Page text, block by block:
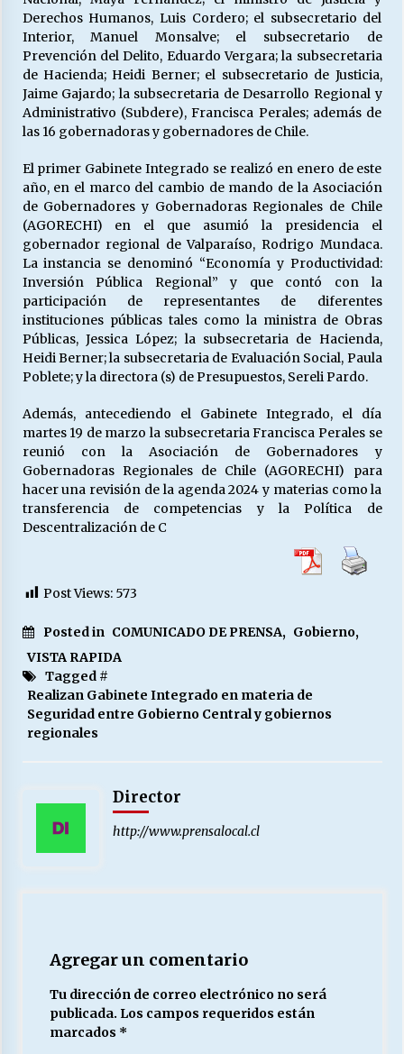
Derechos Humanos, Luis Cordero; el subsecretario del
Interior, Manuel Monsalve; el subsecretario de
Prevención del Delito, Eduardo Vergara; la subsecretaria
de Hacienda; Heidi Berner; el subsecretario de Justicia,
Jaime Gajardo; la subsecretaria de Desarrollo Regional y
Administrativo (Subdere), Francisca Perales; además de
las 16 gobernadoras y gobernadores de Chile.
El primer Gabinete Integrado se realizó en enero de este
año, en el marco del cambio de mando de la Asociación
de Gobernadores y Gobernadoras Regionales de Chile
(AGORECHI) en el que asumió la presidencia el
gobernador regional de Valparaíso, Rodrigo Mundaca.
La instancia se denominó “Economía y Productividad:
Inversión Pública Regional” y que contó con la
participación de representantes de diferentes
instituciones públicas tales como la ministra de Obras
Públicas, Jessica López; la subsecretaria de Hacienda,
Heidi Berner; la subsecretaria de Evaluación Social, Paula
Poblete; y la directora (s) de Presupuestos, Sereli Pardo.
Además, antecediendo el Gabinete Integrado, el día
martes 19 de marzo la subsecretaria Francisca Perales se
reunió con la Asociación de Gobernadores y
Gobernadoras Regionales de Chile (AGORECHI) para
hacer una revisión de la agenda 2024 y materias como la
transferencia de competencias y la Política de
Descentralización de C
Post Views: 573
Posted in COMUNICADO DE PRENSA, Gobierno,
VISTA RAPIDA
Tagged #
Realizan Gabinete Integrado en materia de
Seguridad entre Gobierno Central y gobiernos
regionales
Director
http://www.prensalocal.cl
Agregar un comentario
Tu dirección de correo electrónico no será
publicada. Los campos requeridos están
marcados *